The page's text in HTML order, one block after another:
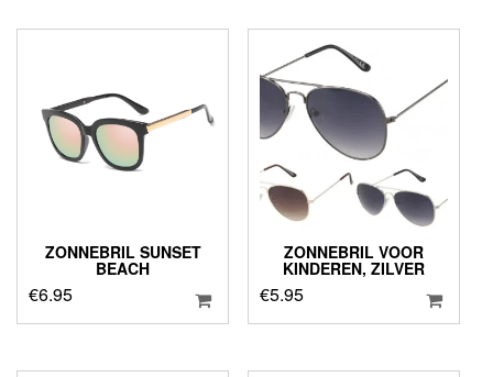
ZONNEBRIL SUNSET
BEACH
€6.95
ZONNEBRIL VOOR
KINDEREN, ZILVER
€5.95